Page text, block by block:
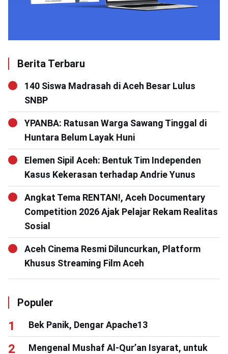
Berita Terbaru
140 Siswa Madrasah di Aceh Besar Lulus
SNBP
YPANBA: Ratusan Warga Sawang Tinggal di
Huntara Belum Layak Huni
Elemen Sipil Aceh: Bentuk Tim Independen
Kasus Kekerasan terhadap Andrie Yunus
Angkat Tema RENTAN!, Aceh Documentary
Competition 2026 Ajak Pelajar Rekam Realitas
Sosial
Aceh Cinema Resmi Diluncurkan, Platform
Khusus Streaming Film Aceh
Populer
Bek Panik, Dengar Apache13
Mengenal Mushaf Al-Qur’an Isyarat, untuk